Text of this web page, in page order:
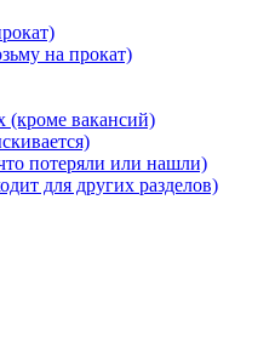
на прокат)
(кроме вакансий)
потеряли или нашли)
для других разделов)